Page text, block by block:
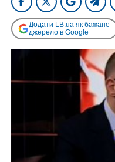
Додати LB.ua як бажане
джерело в Google